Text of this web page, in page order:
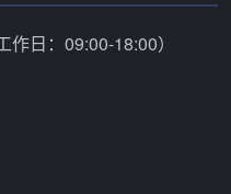
日：09:00-18:00）